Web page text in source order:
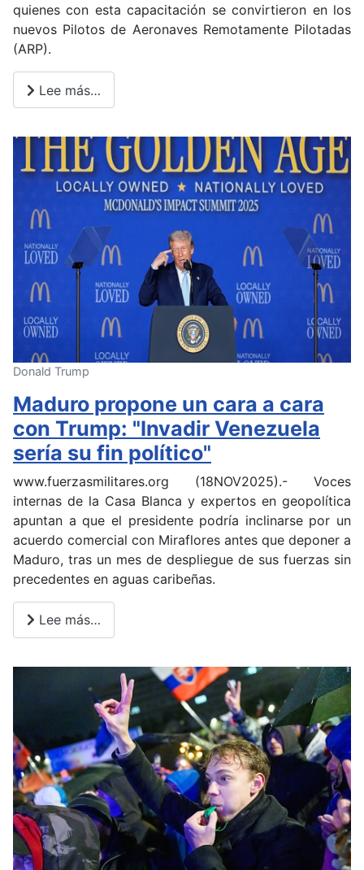
quienes con esta capacitación se convirtieron en los
nuevos Pilotos de Aeronaves Remotamente Pilotadas
(ARP).
Lee más…
Donald Trump
Maduro propone un cara a cara
con Trump: "Invadir Venezuela
sería su fin político"
www.fuerzasmilitares.org (18NOV2025).- Voces
internas de la Casa Blanca y expertos en geopolítica
apuntan a que el presidente podría inclinarse por un
acuerdo comercial con Miraflores antes que deponer a
Maduro, tras un mes de despliegue de sus fuerzas sin
precedentes en aguas caribeñas.
Lee más…